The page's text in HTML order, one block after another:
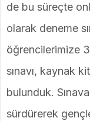
de bu süreçte
olarak deneme
öğrencilerimize
sınavı, kaynak
bulunduk.
sürdürerek